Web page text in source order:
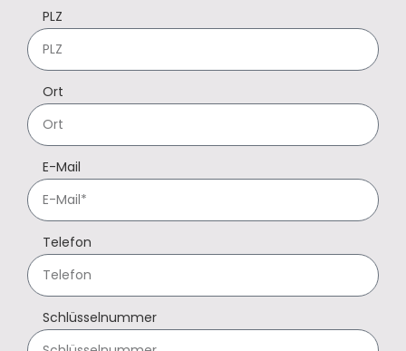
PLZ
Ort
E-Mail
Telefon
Schlüsselnummer